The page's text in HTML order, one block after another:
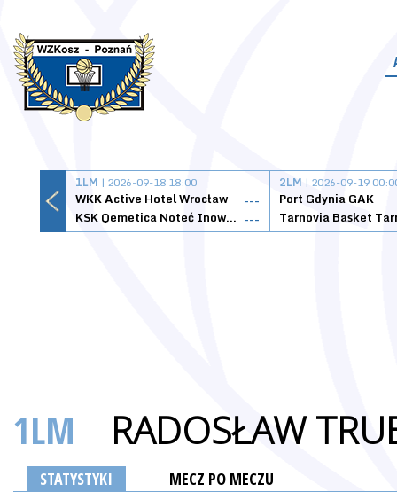
1LM | 2026-09-18 18:00
WKK Active Hotel Wrocław
---
KSK Qemetica Noteć Inowrocław ---
2LM | 2026-09-19
Port Gdynia GAK
1LM RADOSŁAW
STATYSTYKI MECZ PO MECZU